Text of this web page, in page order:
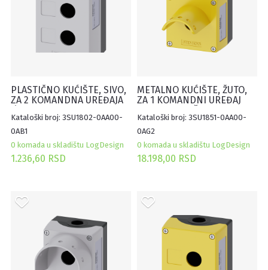
PLASTIČNO KUĆIŠTE, SIVO,
ZA 2 KOMANDNA UREĐAJA
ZA OZNAKE
Kataloški broj: 3SU1802-0AA00-
0AB1
0 komada u skladištu LogDesign
1.236,60 RSD
METALNO KUĆIŠTE, ŽUTO,
ZA 1 KOMANDNI UREĐAJ
MOGUĆNOST
ZAKLJUČAVANJA
Kataloški broj: 3SU1851-0AA00-
0AG2
0 komada u skladištu LogDesign
18.198,00 RSD